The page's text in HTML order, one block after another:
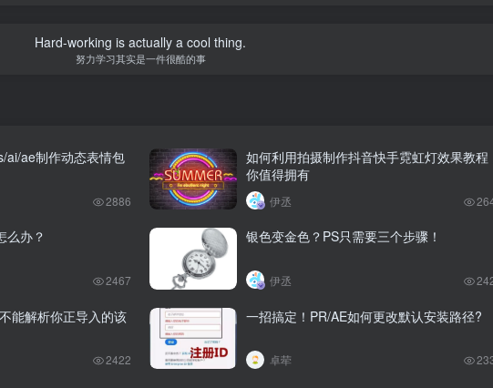
Hard-working is actually a cool thing.
努力学习其实是一件很酷的事
ai/ae制作动态表情包
2886
如何利用拍摄制作抖音快手霓虹灯效果教程
你值得拥有
伊丞
么办？
2467
银色变金色？PS只需要三个步骤！
伊丞
能解析你正导入的该
2422
一招搞定！PR/AE如何更改默认安装路径?
卓荦